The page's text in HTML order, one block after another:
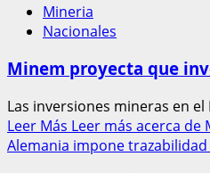
Mineria
Nacionales
Minem proyecta que
Las inversiones mineras en
Leer Más Leer más acerca de
Alemania impone